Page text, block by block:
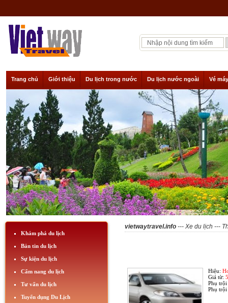
Trang chủ Giới thiệu Du lịch trong nước Du lịch nước ngoài Vé
Khám phá du lịch
Bản tin du lịch
Sự kiện du lịch
Cẩm nang du lịch
Tư vấn du lịch
Tuyển dụng Du Lịch
vietwaytravel.info --- Xe du lịch ---
Hiệu:
Giá từ:
Phụ
Phụ